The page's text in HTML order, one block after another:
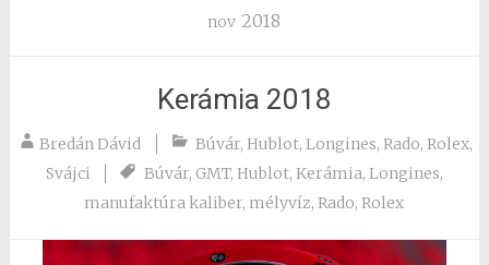
nov 2018
Kerámia 2018
Bredán Dávid Búvár,Hublot,Longines,Rado,Rolex,
Svájci
Búvár, GMT, Hublot, Kerámia, Longines,
manufaktúra kaliber, mélyvíz,Rado,Rolex